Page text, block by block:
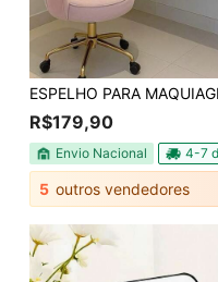
R$179,90
Envio Nacional 4-7
5 outros vendedores